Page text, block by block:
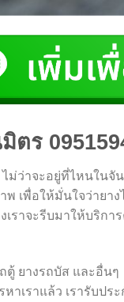
ตร
ไม่ว่าจะอยู่ที่ไหนในจั
เพื่อให้มั่นใจว่ายา
เราจะรีบมาให้บริ
ถตู้ ยางรถบัส และอื่
หาเราแล้ว เรารับป